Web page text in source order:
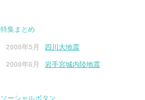
特集まとめ
2008年5月 四川大地震
2008年6月 岩手宮城内陸地震
ソーシャルボタン